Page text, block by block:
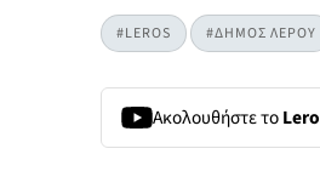
#LEROS #ΔΗΜΟΣ ΛΕΡΟΥ
Ακολουθήστε το